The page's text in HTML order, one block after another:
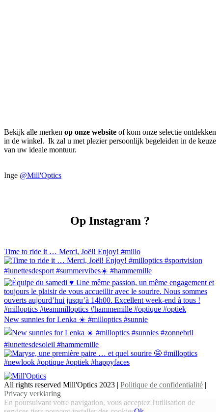
Bekijk alle merken op onze website of kom onze selectie ontdekken
in de winkel. Ik zal u met plezier persoonlijk begeleiden in de keuze
van uw ideale montuur.
Inge @Mill'Optics
Op Instagram ?
Time to ride it … Merci, Joël! Enjoy! #millo
New sunnies for Lenka ☀️ #milloptics #sunnie
All rights reserved Mill'Optics 2023 | Politique de confidentialité |
Privacy verklaring
En poursuivant votre navigation, vous acceptez l'utilisation de